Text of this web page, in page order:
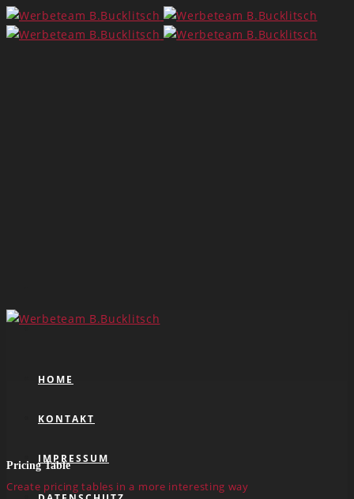
HOME
KONTAKT
IMPRESSUM
Pricing Table
Create pricing tables in a more interesting way